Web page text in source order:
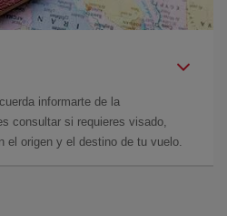
informarte de la
consultar si requieres visado,
el origen y el destino de tu vuelo.